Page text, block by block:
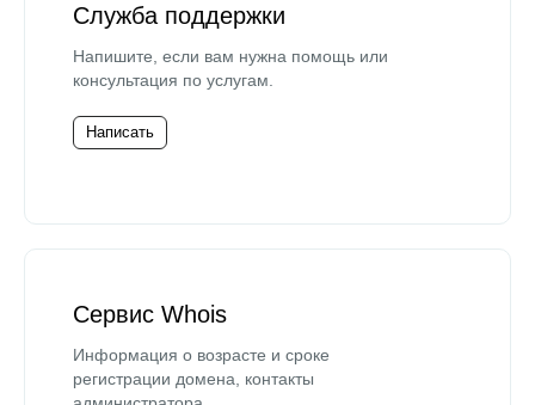
Служба поддержки
Напишите, если вам нужна помощь или
консультация по услугам.
Написать
Сервис Whois
Информация о возрасте и сроке
регистрации домена, контакты